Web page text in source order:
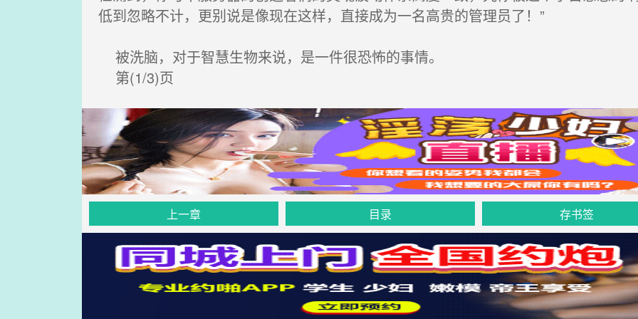
低到忽略不计，更别说是像现在这样，直接成为一名高贵的管理员了！”
被洗脑，对于智慧生物来说，是一件很恐怖的事情。
第(1/3)页
上一章 目录 存书签